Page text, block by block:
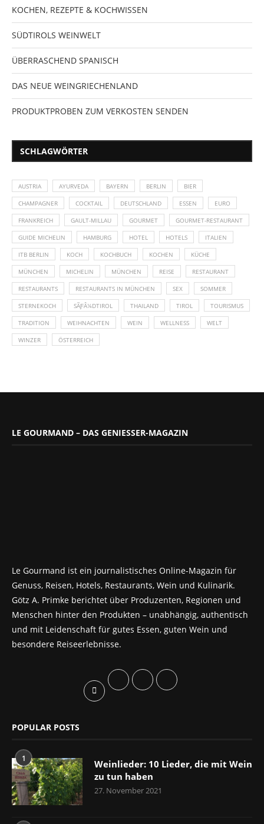
KOCHEN, REZEPTE & KOCHWISSEN
SÜDTIROLS WEINWELT
ÜBERRASCHEND SPANISCH
DAS NEUE WEINGRIECHENLAND
PRODUKTPROBEN ZUM VERKOSTEN SENDEN
SCHLAGWÖRTER
AUSTRIA AYURVEDA BAYERN BERLIN BIER
CHAMPAGNER COCKTAIL DEUTSCHLAND ESSEN EURO
FRANKREICH GAULT-MILLAU GOURMET GOURMET-RESTAURANT
GUIDE MICHELIN HAMBURG HOTEL HOTELS ITALIEN
ITB BERLIN KOCH KOCHBUCH KOCHEN KÜCHE
MÜNCHEN MICHELIN MÜNCHEN REISE RESTAURANT
RESTAURANTS RESTAURANTS IN MÜNCHEN SEX SOMMER
STERNEKOCH SÃƑÂ¼DTIROL THAILAND TIROL TOURISMUS
TRADITION WEIHNACHTEN WEIN WELLNESS WELT
WINZER ÖSTERREICH
LE GOURMAND – DAS GENIESSER-MAGAZIN
Le Gourmand ist ein journalistisches Online-Magazin für
Genuss, Reisen, Hotels, Restaurants, Wein und Kulinarik.
Götz A. Primke berichtet über Produzenten, Regionen und
Menschen hinter den Produkten – unabhängig, authentisch
und mit Leidenschaft für gutes Essen, guten Wein und
besondere Reiseerlebnisse.
POPULAR POSTS
1
Weinlieder: 10 Lieder, die mit Wein
zu tun haben
27. November 2021